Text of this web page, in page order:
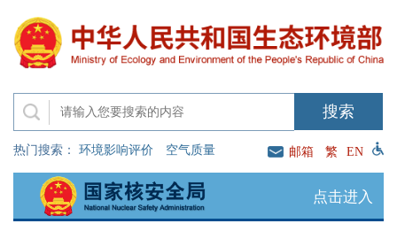
热门搜索： 环境影响评价 空气质量 邮箱 繁 EN
点击进入